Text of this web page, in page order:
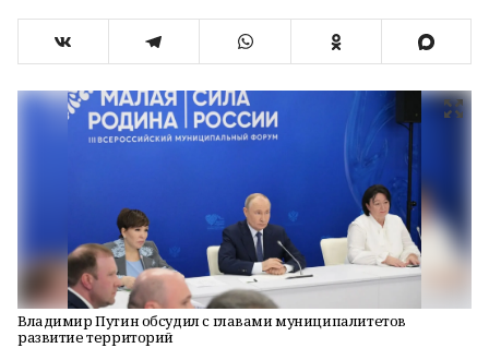
Владимир Путин обсудил с главами муниципалитетов
развитие территорий